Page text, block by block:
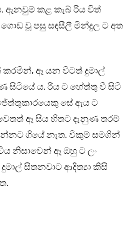
ඇනවුම් කළ කැබ් රිය විත්
වූ පසු සඳසීලී මින්දුල ට අත
කරමින්, ඈ යන විටත් දුමාල්
සිටියේ ය. රිය ට හේත්තු වී සිටි
සේ ඇය ට
ඈ සිය හිතට දැනුණ තරම්
ගියේ නැත. විකුම් සමගින්
නිසාවෙන් ඈ ඔහු ට ලං
සිතනවාට ආදිත්‍යා කිසි